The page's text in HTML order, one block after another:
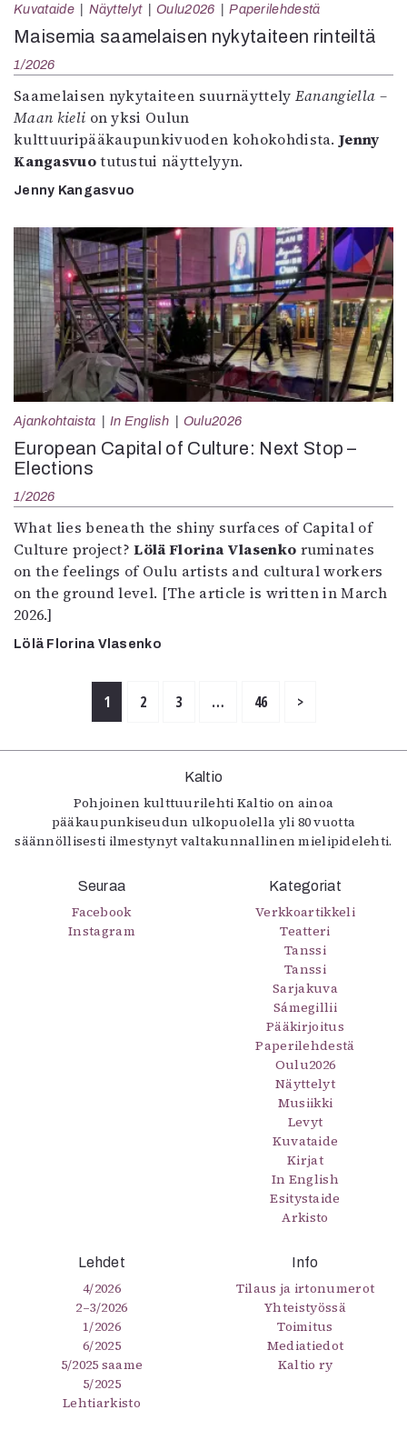
Kuvataide Näyttelyt Oulu2026 Paperilehdestä
Maisemia saamelaisen nykytaiteen rinteiltä
1/2026
Saamelaisen nykytaiteen suurnäyttely Eanangiella –
Maan kieli on yksi Oulun
kulttuuripääkaupunkivuoden kohokohdista.Jenny
Kangasvuotutustui näyttelyyn.
Jenny Kangasvuo
Ajankohtaista In English Oulu2026
European Capital of Culture: Next Stop –
Elections
1/2026
What lies beneath the shiny surfaces of Capital of
Culture project?Lölä Florina Vlasenko ruminates
on the feelings of Oulu artists and cultural workers
on the ground level. [The article is written in March
2026.]
Lölä Florina Vlasenko
1 2 3 … 46 >
Kaltio
Pohjoinen kulttuurilehti Kaltio on ainoa
pääkaupunkiseudun ulkopuolella yli 80 vuotta
säännöllisesti ilmestynyt valtakunnallinen mielipidelehti.
Seuraa
Facebook
Instagram
Kategoriat
Verkkoartikkeli
Teatteri
Tanssi
Tanssi
Sarjakuva
Sámegillii
Pääkirjoitus
Paperilehdestä
Oulu2026
Näyttelyt
Musiikki
Levyt
Kuvataide
Kirjat
In English
Esitystaide
Arkisto
Lehdet
4/2026
2–3/2026
1/2026
6/2025
5/2025 saame
5/2025
Lehtiarkisto
Info
Tilaus ja irtonumerot
Yhteistyössä
Toimitus
Mediatiedot
Kaltio ry